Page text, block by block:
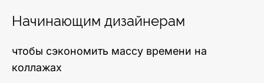
Начинающим дизайнерам
чтобы сэкономить массу времени на
коллажах